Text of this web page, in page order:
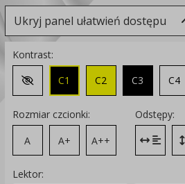
Ukryj panel ułatwień dostępu
Kontrast:
Zmień kontrast na domyślny
C1 C2 C3 C4
Rozmiar czcionki:
A
A+ A++
Odstępy:
Zmień
Lektor: